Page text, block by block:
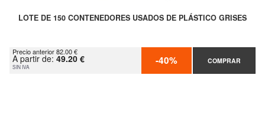
LOTE DE 150 CONTENEDORES USADOS DE PLÁSTICO GRISES
Precio anterior 82.00 €
A partir de: 49.20 €
SIN IVA -40% COMPRAR